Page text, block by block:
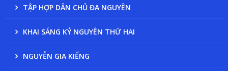
TẬP HỢP DÂN CHỦ ĐA NGUYÊN
KHAI SÁNG KỶ NGUYÊN THỨ HAI
NGUYỄN GIA KIỂNG